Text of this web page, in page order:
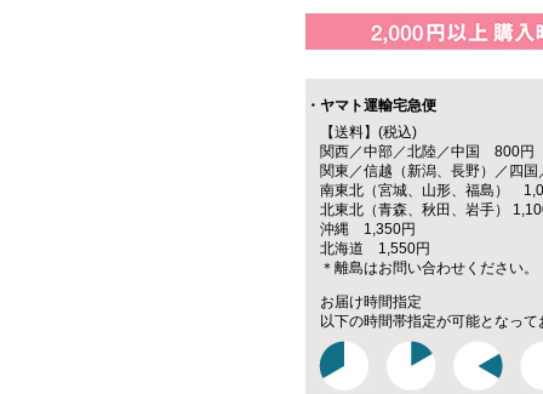
・ヤマト運輸宅急便
【送料】(税込)
関西／中部／北陸／中国 800円
関東／信越（新潟、長野）／四
南東北（宮城、山形、福島）
北東北（青森、秋田、岩手）
沖縄 1,350円
北海道 1,550円
＊離島はお問い合わせください。
お届け時間指定
以下の時間帯指定が可能となって